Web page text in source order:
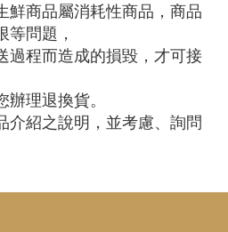
鮮商品屬消耗性商品，商品
等問題，
過程而造成的損毀，才可接
理退換貨。
介紹之說明，並考慮、詢問